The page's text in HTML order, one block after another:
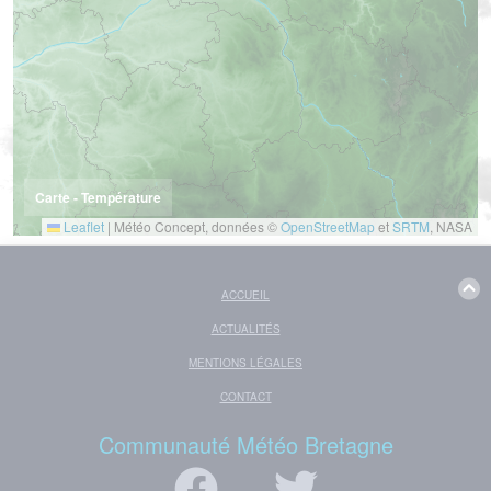
Leaflet | Météo Concept, données ©OpenStreetMapetSRTM , NASA
Carte - Température
ACCUEIL
ACTUALITÉS
MENTIONS LÉGALES
CONTACT
Communauté Météo Bretagne